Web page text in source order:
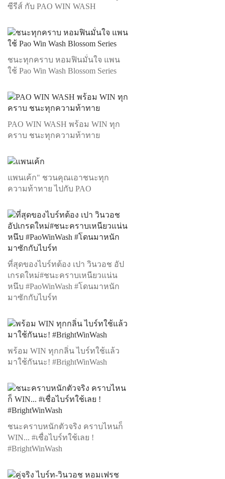
ซีรีส์ กับ PAO WIN WASH
ชนะทุกคราบ หอมฟินมั่นใจ แพน
ใช้ Pao Win Wash Blossom Series
PAO WIN WASH พร้อม WIN ทุก
คราบ ชนะทุกความท้าทาย
แพนเค้ก" ชวนคุณเอาชนะทุก
ความท้าทาย ไปกับ PAO
ที่สุดของไบร์ทต้อง เปา วินวอช อัป
เกรดใหม่#ชนะคราบเหนียวแน่น
หนึบ #PaoWinWash #โดนมาหนัก
มาซักกับไบร์ท
พร้อม WIN ทุกกลิ่น ไบร์ทใช้แล้ว
มาใช้กันนะ! #BrightWinWash
ชนะคราบหนักตัวจริง คราบไหนก็
WIN... #เชื่อไบร์ทใช้เลย !
#BrightWinWash